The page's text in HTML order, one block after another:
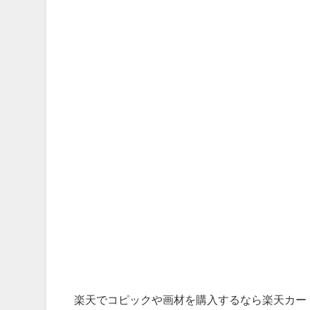
楽天でコピックや画材を購入するなら楽天カー